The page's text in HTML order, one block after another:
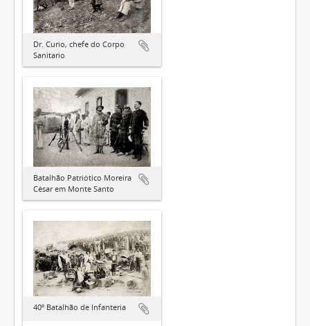
Dr. Curio, chefe do Corpo
Sanitario
Batalhão Patriótico Moreira
César em Monte Santo
40º Batalhão de Infanteria